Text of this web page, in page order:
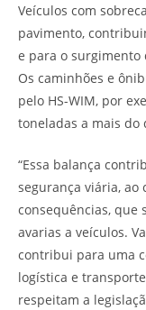
Veículos com
pavimento,
e para o surgimento
Os caminhões e
pelo HS-WIM, por
toneladas a mais
“Essa balança
segurança viária, ao
consequências, que
avarias a veículos.
contribui para uma
logística e
respeitam a